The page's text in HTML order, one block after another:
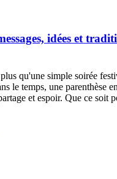
idées et
qu'une simple soirée
le temps, une parenthèse
et espoir. Que ce soit